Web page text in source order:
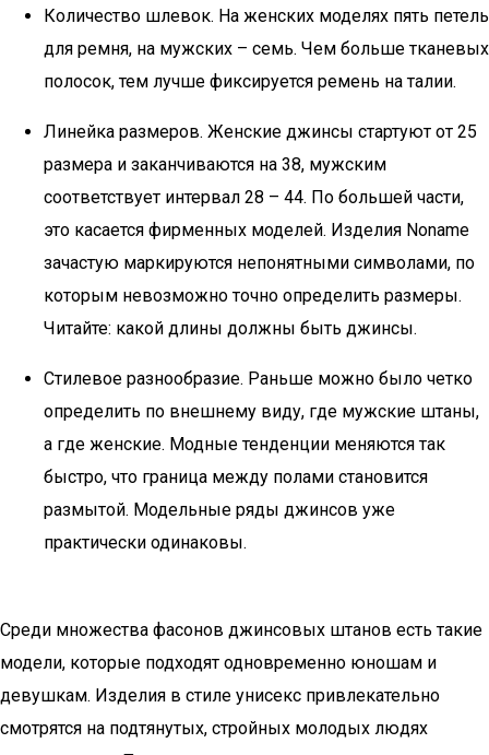
Количество шлевок. На женских моделях пять петель
для ремня, на мужских – семь. Чем больше тканевых
полосок, тем лучше фиксируется ремень на талии.
Линейка размеров. Женские джинсы стартуют от 25
размера и заканчиваются на 38, мужским
соответствует интервал 28 – 44. По большей части,
это касается фирменных моделей. Изделия Noname
зачастую маркируются непонятными символами, по
которым невозможно точно определить размеры.
Читайте: какой длины должны быть джинсы.
Стилевое разнообразие. Раньше можно было четко
определить по внешнему виду, где мужские штаны,
а где женские. Модные тенденции меняются так
быстро, что граница между полами становится
размытой. Модельные ряды джинсов уже
практически одинаковы.
Среди множества фасонов джинсовых штанов есть такие
модели, которые подходят одновременно юношам и
девушкам. Изделия в стиле унисекс привлекательно
смотрятся на подтянутых, стройных молодых людях